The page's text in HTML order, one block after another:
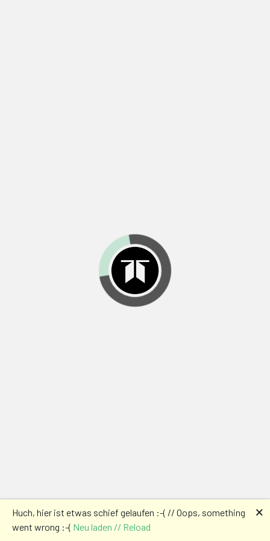
Huch, hier ist etwas schief gelaufen :-( // Oops, something
went wrong :-( Neu laden // Reload
🗙